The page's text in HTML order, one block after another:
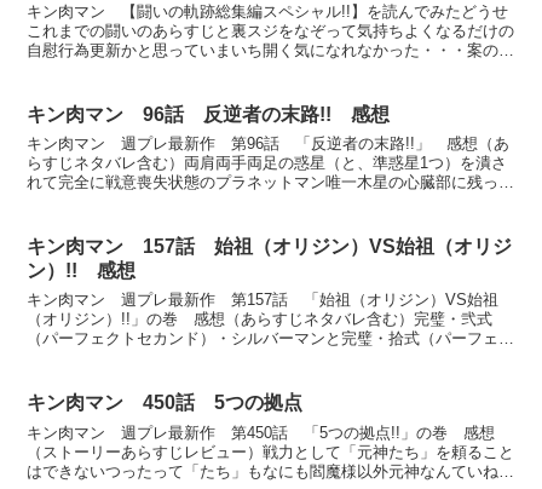
キン肉マン 【闘いの軌跡総集編スペシャル!!】を読んでみたどうせ
これまでの闘いのあらすじと裏スジをなぞって気持ちよくなるだけの
自慰行為更新かと思っていまいち開く気になれなかった・・・案の
キン肉マン 96話 反逆者の末路!! 感想
キン肉マン 週プレ最新作 第96話 「反逆者の末路!!」 感想（あ
らすじネタバレ含む）両肩両手両足の惑星（と、準惑星1つ）を潰さ
れて完全に戦意喪失状態のプラネットマン唯一木星の心臓部に残った
キン肉マン 157話 始祖（オリジン）VS始祖（オリジ
ン）!! 感想
キン肉マン 週プレ最新作 第157話 「始祖（オリジン）VS始祖
（オリジン）!!」の巻 感想（あらすじネタバレ含む）完璧・弐式
（パーフェクトセカンド）・シルバーマンと完璧・拾式（パーフェク
キン肉マン 450話 5つの拠点
キン肉マン 週プレ最新作 第450話 「5つの拠点!!」の巻 感想
（ストーリーあらすじレビュー）戦力として「元神たち」を頼ること
はできないつったって「たち」もなにも閻魔様以外元神なんていねー